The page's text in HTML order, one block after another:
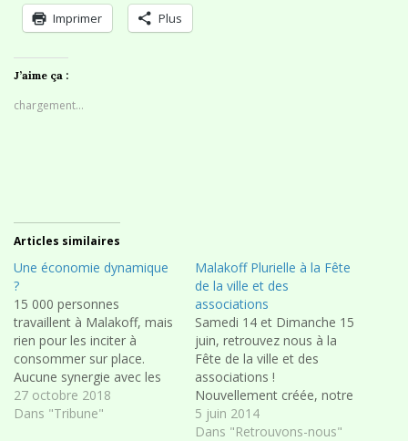
Imprimer Plus
J’aime ça :
chargement…
Articles similaires
Une économie dynamique
?
15 000 personnes
travaillent à Malakoff, mais
rien pour les inciter à
consommer sur place.
Aucune synergie avec les
commerces, les
associations, les riverains.
27 octobre 2018
Dans "Tribune"
Malakoff Plurielle à la Fête
de la ville et des
associations
Samedi 14 et Dimanche 15
juin, retrouvez nous à la
Fête de la ville et des
associations !
Nouvellement créée, notre
association a pour but de
rassembler les habitants de
5 juin 2014
Dans "Retrouvons-nous"